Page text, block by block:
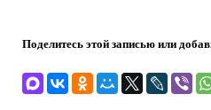
Поделитесь этой записью или